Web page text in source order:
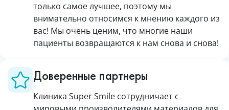
только самое лучшее, поэтому мы
внимательно относимся к мнению каждого из
вас! Мы очень ценим, что многие наши
пациенты возвращаются к нам снова и снова!
Доверенные партнеры
Клиника Super Smile сотрудничает с